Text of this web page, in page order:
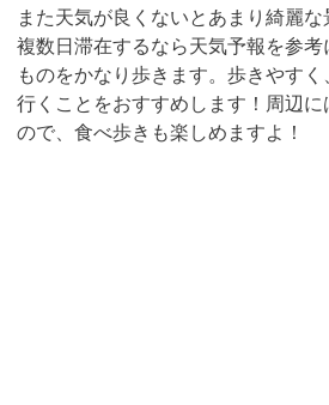
また天気が良くないとあまり綺麗な
複数日滞在するなら天気予報を参
ものをかなり歩きます。歩きやす
行くことをおすすめします！周辺
ので、食べ歩きも楽しめますよ！